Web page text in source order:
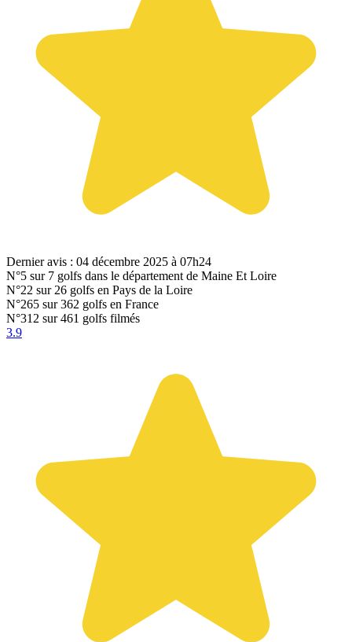
Dernier avis : 04 décembre 2025 à 07h24
N°5 sur 7 golfs dans le département de Maine Et Loire
N°22 sur 26 golfs en Pays de la Loire
N°265 sur 362 golfs en France
N°312 sur 461 golfs filmés
3.9